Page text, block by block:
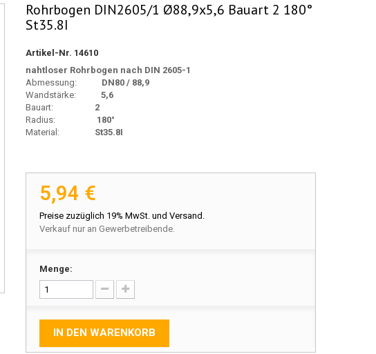
Rohrbogen DIN2605/1 Ø88,9x5,6 Bauart 2 180°
St35.8I
Artikel-Nr. 14610
nahtloser Rohrbogen nach DIN 2605-1
Abmessung: DN80 / 88,9
Wandstärke:
5,6
Bauart: 2
Radius: 180°
Material: St35.8I
5,94 €
Preise zuzüglich 19% MwSt. und Versand.
Verkauf nur an Gewerbetreibende.
Menge:
IN DEN WARENKORB